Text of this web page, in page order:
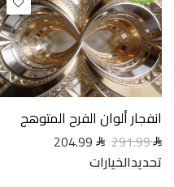
انفجار ألوان الفرح المتوهج
291.99
204.99
تحديدالخيارات